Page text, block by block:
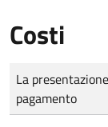
Costi
Tipo di pagamento
Importo
La
pagamento